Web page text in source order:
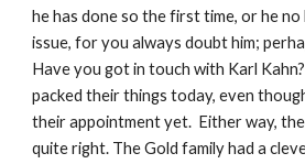
he has done so the first time, or he
issue, for you always doubt him;
Have you got in touch with Karl
packed their things today, even
their appointment yet.  Either way,
quite right. The Gold family had a